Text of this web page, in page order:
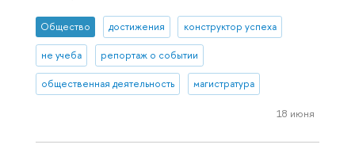
Общество достижения конструктор успеха
не учеба репортаж о событии
общественная деятельность магистратура
18 июня